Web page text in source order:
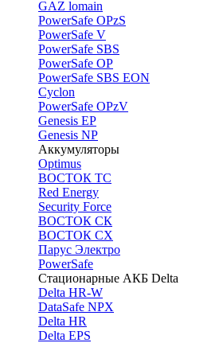
GAZ lomain
PowerSafe OPzS
PowerSafe V
PоwerSafe SBS
PowerSafe OP
PоwerSafe SBS EON
Cyclon
PowerSafe OPzV
Genesis EP
Genesis NP
Аккумуляторы
Optimus
ВОСТОК ТС
Red Energy
Security Force
ВОСТОК СК
ВОСТОК СХ
Парус Электро
PowerSafe
Стационарные АКБ Delta
Delta HR-W
DataSafe NPX
Delta HR
Delta EPS